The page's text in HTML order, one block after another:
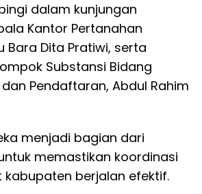
dalam kunjungan
Kantor Pertanahan
Bara Dita Pratiwi, serta
Substansi Bidang
Pendaftaran, Abdul Rahim
menjadi bagian dari
memastikan koordinasi
kabupaten berjalan efektif.